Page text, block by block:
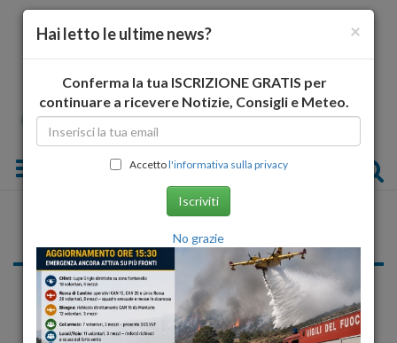
Toggle navigation
Vasto
« 2 »
×
Hai letto le ultime news?
Conferma la tua ISCRIZIONE GRATIS per
continuare a ricevere Notizie, Consigli e Meteo.
Accettol'informativa sulla privacy
Iscriviti
No grazie